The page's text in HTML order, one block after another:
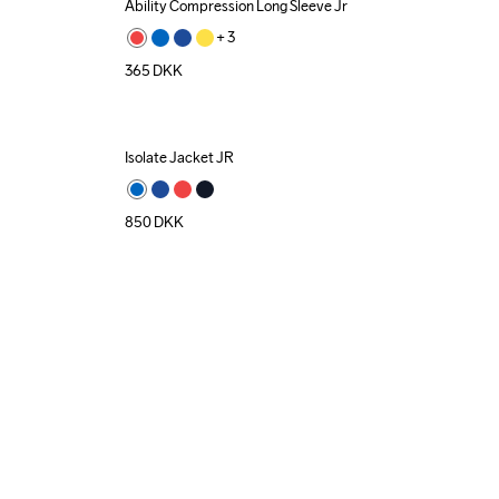
Ability Compression Long Sleeve Jr
+ 3
365 DKK
Isolate Jacket JR
850DKK